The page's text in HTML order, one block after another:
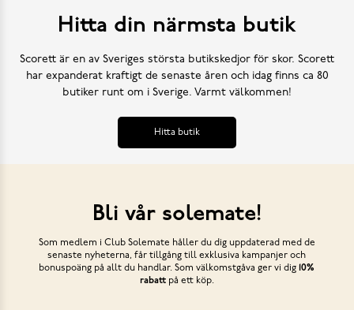
Hitta din närmsta butik
Scorett är en av Sveriges största butikskedjor för skor. Scorett
har expanderat kraftigt de senaste åren och idag finns ca 80
butiker runt om i Sverige. Varmt välkommen!
Hitta butik
Bli vår solemate!
Som medlem i Club Solemate håller du dig uppdaterad med de
senaste nyheterna, får tillgång till exklusiva kampanjer och
bonuspoäng på allt du handlar. Som välkomstgåva ger vi dig10%
rabattpå ett köp.